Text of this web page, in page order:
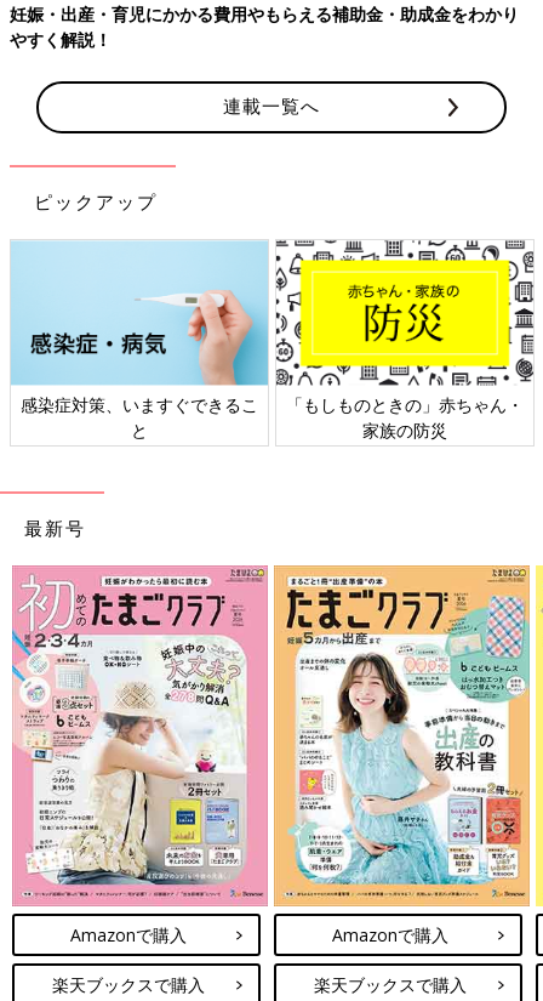
妊娠・出産・育児にかかる費用やもらえる補助金・助成金をわかり
やすく解説！
連載一覧へ
ピックアップ
感染症対策、いますぐできるこ
と
「もしものときの」赤ちゃん・
家族の防災
最新号
Amazonで購入
楽天ブックスで購入
Amazonで購入
楽天ブックスで購入